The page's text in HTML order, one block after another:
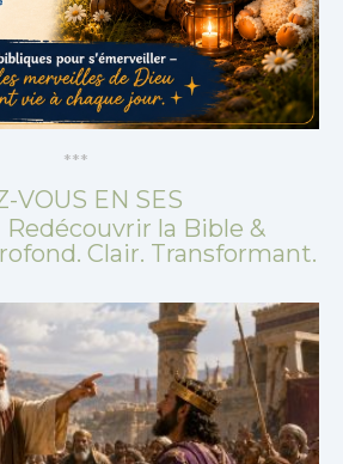
***
VOUS EN SES
Redécouvrir la Bible &
Clair. Transformant.